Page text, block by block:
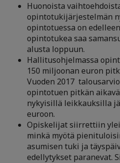
Huonoista
opintotukijärjestelmän
opintotuessa on
opintotukea saa
alusta loppuun.
Hallitusohjelmassa
150 miljoonan euron
Vuoden 2017
opintotuen pitkän
nykyisillä leikkauksilla
euroon.
Opiskelijat siirrettiin
minkä myötä
asumisen tuki ja
edellytykset paranevat.